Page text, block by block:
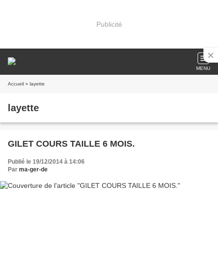
Publicité
MENU
Accueil » layette
layette
GILET COURS TAILLE 6 MOIS.
Publié le 19/12/2014 à 14:06
Par ma-ger-de